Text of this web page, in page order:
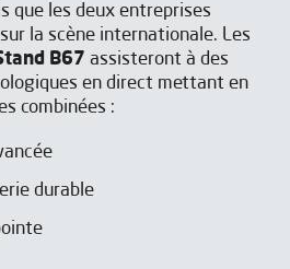
que les deux entreprises
la scène internationale. Les
B67 assisteront à des
en direct mettant en
combinées :
durable